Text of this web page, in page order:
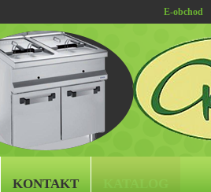
E-obchod
KONTAKT